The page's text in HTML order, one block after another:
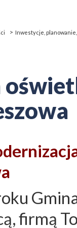
Inwestycje,
firmą